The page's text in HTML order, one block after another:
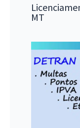
MT